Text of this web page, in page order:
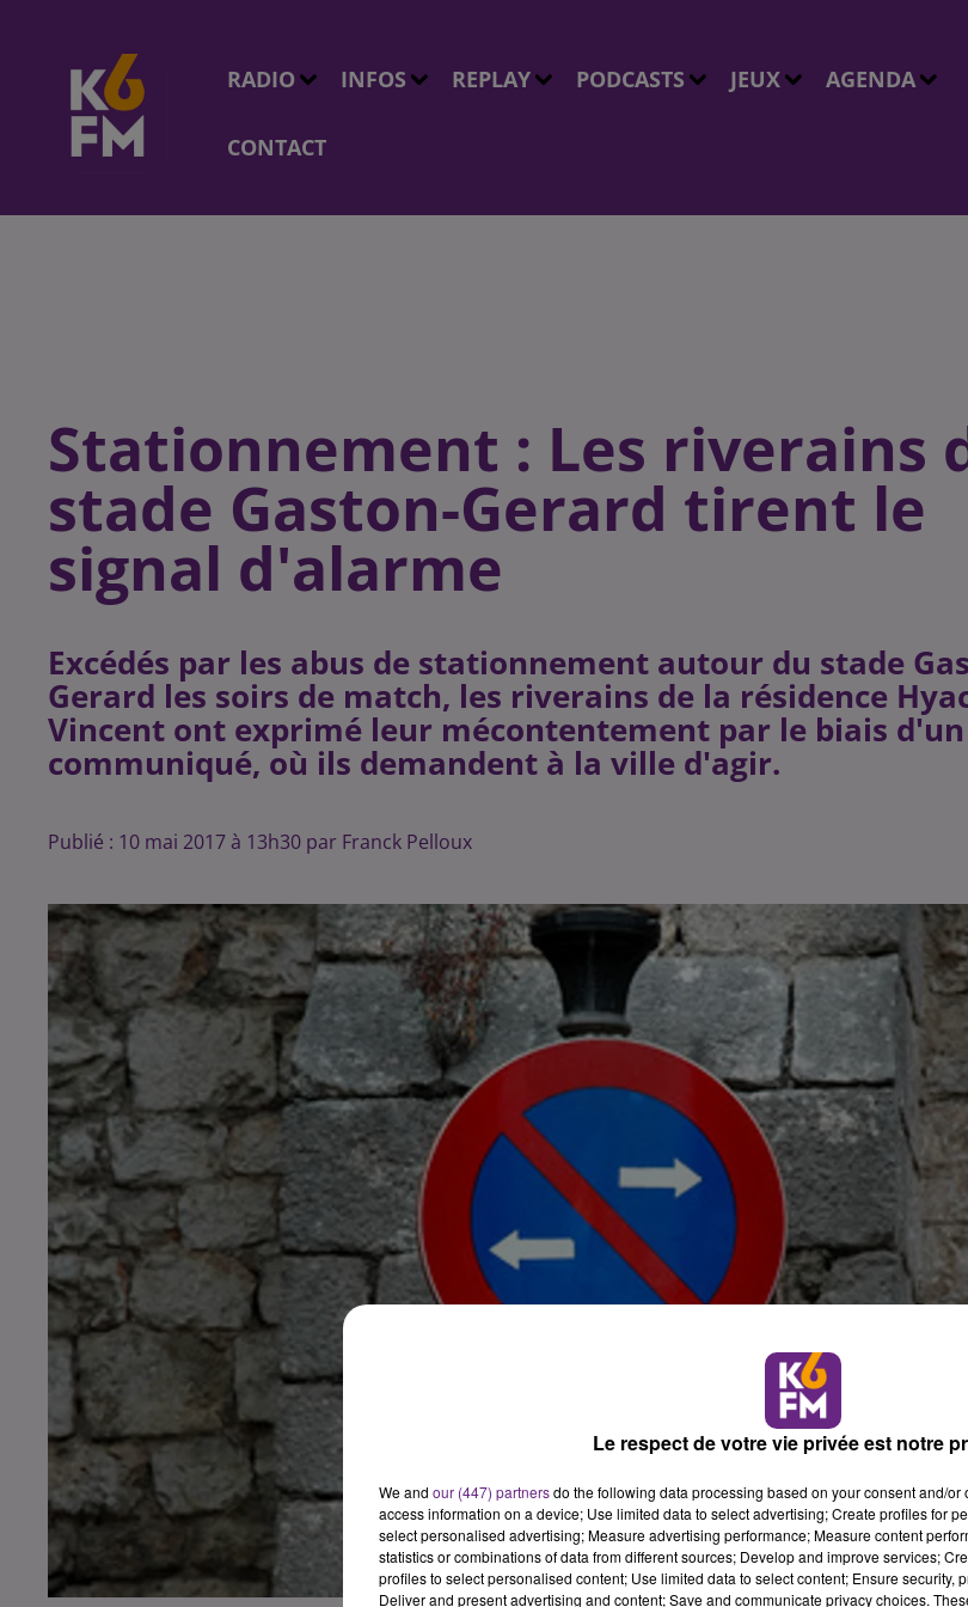
RADIO INFOS REPLAY PODCASTS JEUX AGENDA
CONTACT
Stationnement : Les riverains
stade Gaston-Gerard tirent le
signal d'alarme
Excédés par les abus de stationnement autour du stade
Gerard les soirs de match, les riverains de la résidence
Vincent ont exprimé leur mécontentement par le biais d'un
Publié : 10 mai 2017 à 13h30 par Franck Pelloux
Le respect de votre vie privée est notre
We and our (447) partnersdo the following data processing based on your consent and/or
access information on a device; Use limited data to select advertising; Create profiles for
select personalised advertising; Measure advertising performance; Measure content
statistics or combinations of data from different sources; Develop and improve services;
profiles to select personalised content; Use limited data to select content; Ensure security,
Deliver and present advertising and content; Save and communicate privacy choices.